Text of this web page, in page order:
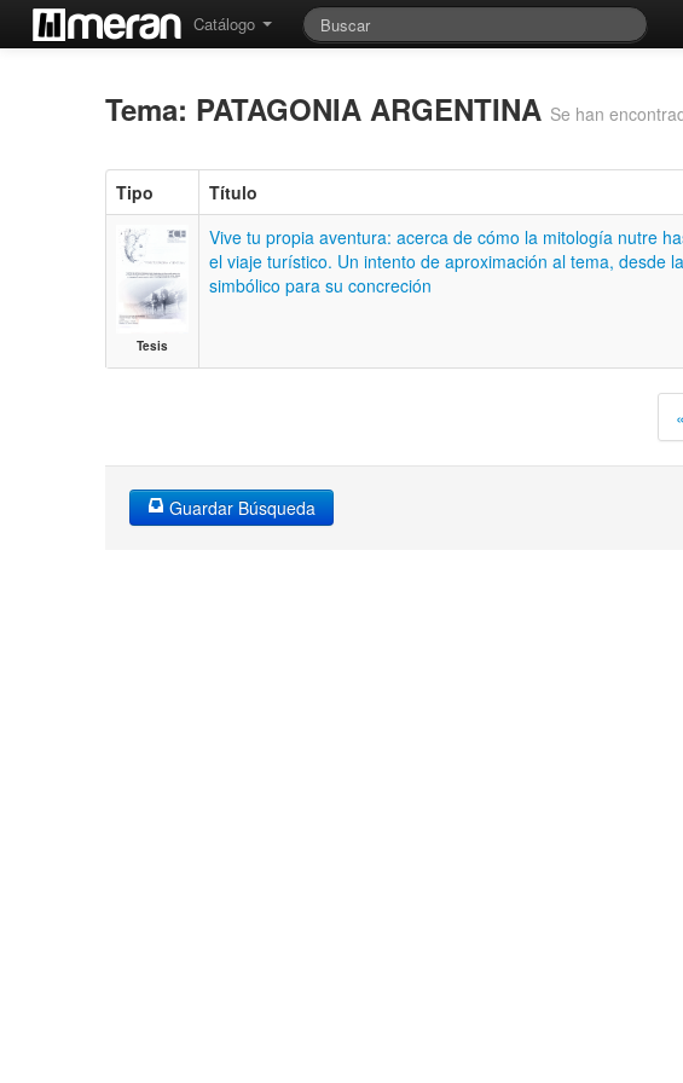
Catálogo
Tema: PATAGONIA ARGENTINA Se han
Tipo Título
Tesis
Vive tu propia aventura: acerca de cómo la mitología nutre
el viaje turístico. Un intento de aproximación al tema, desde
simbólico para su concreción
Guardar Búsqueda